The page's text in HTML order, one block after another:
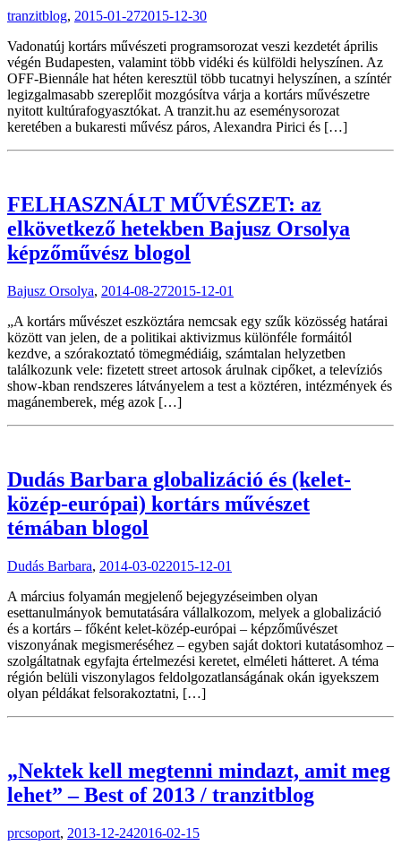
tranzitblog, 2015-01-272015-12-30
Vadonatúj kortárs művészeti programsorozat veszi kezdetét április
végén Budapesten, valamint több vidéki és külföldi helyszínen. Az
OFF-Biennále hat héten keresztül több tucatnyi helyszínen, a színtér
legizgalmasabb szereplőit mozgósítva várja a kortárs művészetre
nyitott kultúrafogyasztókat. A tranzit.hu az eseménysorozat
keretében a bukaresti művész páros, Alexandra Pirici és […]
FELHASZNÁLT MŰVÉSZET: az
elkövetkező hetekben Bajusz Orsolya
képzőművész blogol
Bajusz Orsolya, 2014-08-272015-12-01
„A kortárs művészet eszköztára nemcsak egy szűk közösség határai
között van jelen, de a politikai aktivizmus különféle formáitól
kezdve, a szórakoztató tömegmédiáig, számtalan helyzetben
találkozunk vele: fizetett street artosok árulnak cipőket, a televíziós
show-kban rendszeres látványelem a test a köztéren, intézmények és
magánemberek, még azok […]
Dudás Barbara globalizáció és (kelet-
közép-európai) kortárs művészet
témában blogol
Dudás Barbara, 2014-03-022015-12-01
A március folyamán megjelenő bejegyzéseimben olyan
esettanulmányok bemutatására vállalkozom, melyek a globalizáció
és a kortárs – főként kelet-közép-európai – képzőművészet
viszonyának megismeréséhez – egyben saját doktori kutatásomhoz –
szolgáltatnak egyfajta értelmezési keretet, elméleti hátteret. A téma
régión belüli viszonylagos feldolgozatlanságának okán igyekszem
olyan példákat felsorakoztatni, […]
„Nektek kell megtenni mindazt, amit meg
lehet” – Best of 2013 / tranzitblog
prcsoport, 2013-12-242016-02-15